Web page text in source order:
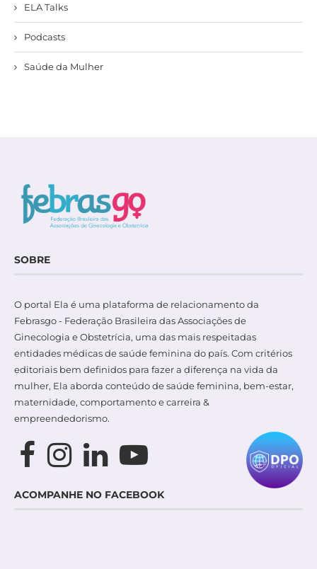
ELA Talks
Podcasts
Saúde da Mulher
SOBRE
O portal Ela é uma plataforma de relacionamento da
Febrasgo - Federação Brasileira das Associações de
Ginecologia e Obstetrícia, uma das mais respeitadas
entidades médicas de saúde feminina do país. Com critérios
editoriais bem definidos para fazer a diferença na vida da
mulher, Ela aborda conteúdo de saúde feminina, bem-estar,
maternidade, comportamento e carreira &
empreendedorismo.
ACOMPANHE NO FACEBOOK